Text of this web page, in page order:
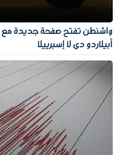
واشنطن تفتح صفحة جديدة مع
أبيلاردو دي لا إسبرييلا